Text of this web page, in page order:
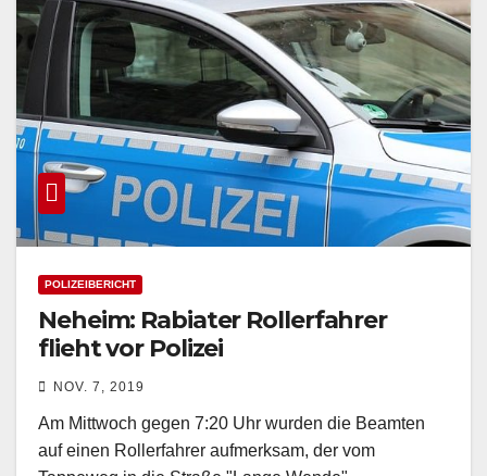
POLIZEIBERICHT
Neheim: Rabiater Rollerfahrer
flieht vor Polizei
NOV. 7, 2019
Am Mittwoch gegen 7:20 Uhr wurden die Beamten
auf einen Rollerfahrer aufmerksam, der vom